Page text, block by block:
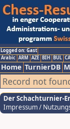
Logged on: Gast
Arabic ARM AZE BIH BUL
Home TurnierDB
Record not
Der Schachturnier-
Impressum /